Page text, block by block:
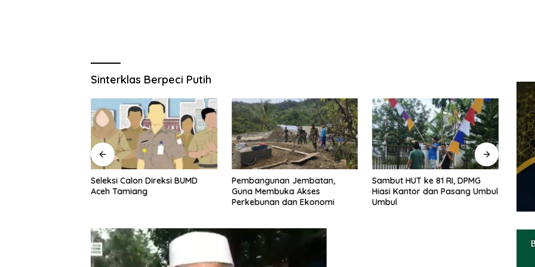
Sinterklas Berpeci Putih
Seleksi Calon Direksi BUMD
Aceh Tamiang
Pembangunan Jembatan,
Guna Membuka Akses
Perkebunan dan Ekonomi
Sambut HUT ke 81 RI, DPMG
Hiasi Kantor dan Pasang Umbul
Umbul